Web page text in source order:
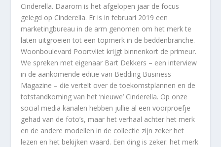
Cinderella. Daarom is het afgelopen jaar de focus
gelegd op Cinderella. Er is in februari 2019 een
marketingbureau in de arm genomen om het merk te
laten uitgroeien tot een topmerk in de beddenbranche.
Woonboulevard Poortvliet krijgt binnenkort de primeur.
We spreken met eigenaar Bart Dekkers – een interview
in de aankomende editie van Bedding Business
Magazine – die vertelt over de toekomstplannen en de
totstandkoming van het ‘nieuwe’ Cinderella. Op onze
social media kanalen hebben jullie al een voorproefje
gehad van de foto’s, maar het verhaal achter het merk
en de andere modellen in de collectie zijn zeker het
lezen en het bekijken waard. Een ding is zeker: het merk